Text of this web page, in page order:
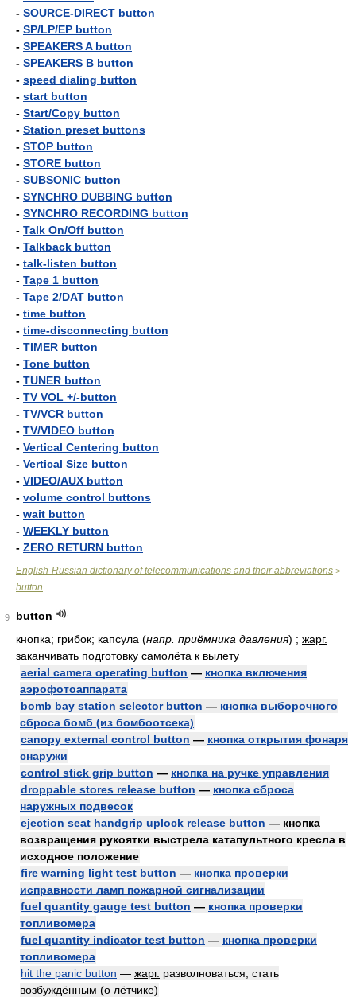
- SOURCE-DIRECT button
- SP/LP/EP button
- SPEAKERS A button
- SPEAKERS B button
- speed dialing button
- start button
- Start/Copy button
- Station preset buttons
- STOP button
- STORE button
- SUBSONIC button
- SYNCHRO DUBBING button
- SYNCHRO RECORDING button
- Talk On/Off button
- Talkback button
- talk-listen button
- Tape 1 button
- Tape 2/DAT button
- time button
- time-disconnecting button
- TIMER button
- Tone button
- TUNER button
- TV VOL +/-button
- TV/VCR button
- TV/VIDEO button
- Vertical Centering button
- Vertical Size button
- VIDEO/AUX button
- volume control buttons
- wait button
- WEEKLY button
- ZERO RETURN button
English-Russian dictionary of telecommunications and their abbreviations >
button
9
button
кнопка; грибок; капсула (напр. приёмника давления) ; жарг.
заканчивать подготовку самолёта к вылету
aerial camera operating button — кнопка включения
аэрофотоаппарата
bomb bay station selector button — кнопка выборочного
сброса бомб (из бомбоотсека)
canopy external control button — кнопка открытия фонаря
снаружи
control stick grip button — кнопка на ручке управления
droppable stores release button — кнопка сброса
наружных подвесок
ejection seat handgrip uplock release button — кнопка
возвращения рукоятки выстрела катапультного кресла в
исходное положение
fire warning light test button — кнопка проверки
исправности ламп пожарной сигнализации
fuel quantity gauge test button — кнопка проверки
топливомера
fuel quantity indicator test button — кнопка проверки
топливомера
hit the panic button — жарг. разволноваться, стать
возбуждённым (о лётчике)